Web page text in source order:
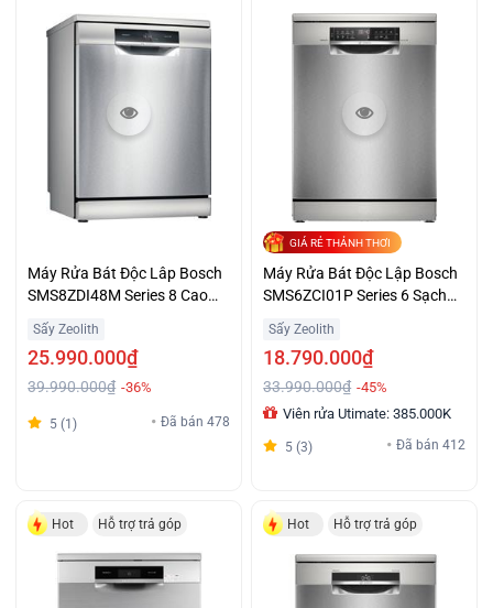
Máy Rửa Bát Độc Lâp Bosch
SMS8ZDI48M Series 8 Cao
Sấy Zeolith
25.990.000₫
39.990.000₫ -36%
5 (1) Đã bán 478
GIÁ RẺ THẢNH THƠI
Máy Rửa Bát Độc Lập Bosch
SMS6ZCI01P Series 6 Sạch
Sấy Zeolith
18.790.000₫
33.990.000₫ -45%
Viên rửa Utimate: 385.000K
5 (3) Đã bán 412
Hot Hỗ trợ trả góp Hot Hỗ trợ trả góp